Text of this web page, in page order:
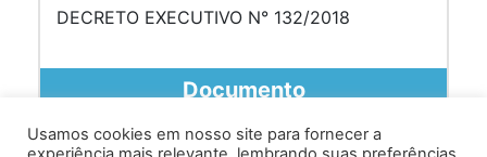
DECRETO EXECUTIVO N° 132/2018
Documento
Usamos cookies em nosso site para fornecer a